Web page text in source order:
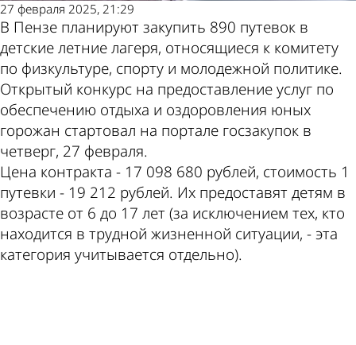
27 февраля 2025, 21:29
В Пензе планируют закупить 890 путевок в
детские летние лагеря, относящиеся к комитету
по физкультуре, спорту и молодежной политике.
Открытый конкурс на предоставление услуг по
обеспечению отдыха и оздоровления юных
горожан стартовал на портале госзакупок в
четверг, 27 февраля.
Цена контракта - 17 098 680 рублей, стоимость 1
путевки - 19 212 рублей. Их предоставят детям в
возрасте от 6 до 17 лет (за исключением тех, кто
находится в трудной жизненной ситуации, - эта
категория учитывается отдельно).